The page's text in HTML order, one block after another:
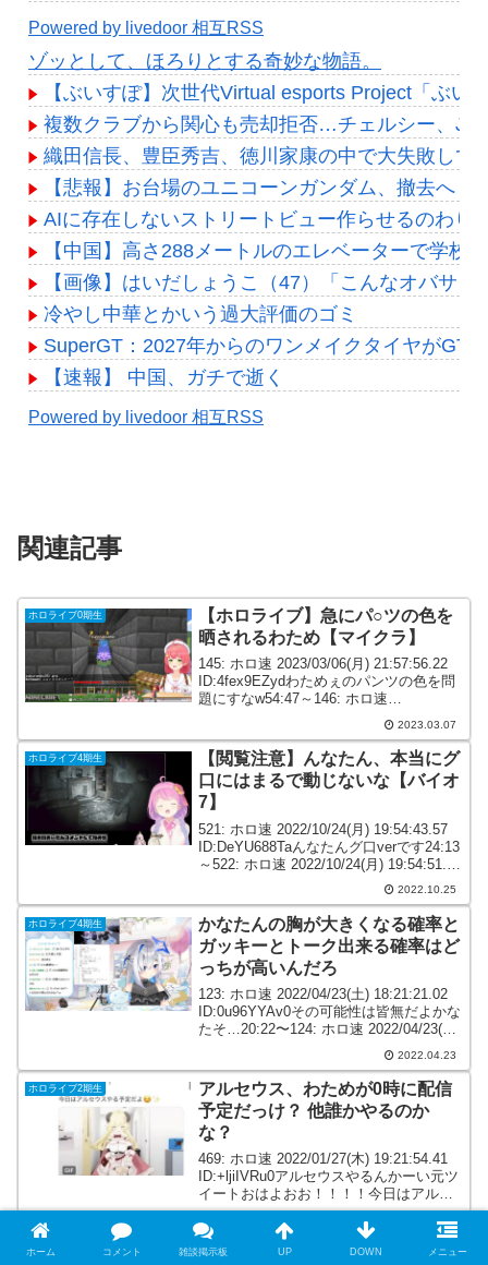
Powered by livedoor 相互RSS
ゾッとして、ほろりとする奇妙な物語。
【ぶいすぽ】次世代Virtual esports Project「ぶい
複数クラブから関心も売却拒否…チェルシー、J
織田信長、豊臣秀吉、徳川家康の中で大失敗し
【悲報】お台場のユニコーンガンダム、撤去へ
AIに存在しないストリートビュー作らせるのわり
【中国】高さ288メートルのエレベーターで学
【画像】はいだしょうこ（47）「こんなオバサ
冷やし中華とかいう過大評価のゴミ
SuperGT：2027年からのワンメイクタイヤが
【速報】 中国、ガチで逝く
Powered by livedoor 相互RSS
関連記事
ホロライブ0期生
【ホロライブ】急にパ○ツの色を
晒されるわため【マイクラ】
145: ホロ速 2023/03/06(月) 21:57:56.22
ID:4fex9EZydわためぇのパンツの色を問
題にすなw54:47～146: ホロ速
2023.03.07
ホロライブ4期生
【閲覧注意】んなたん、本当にグ
口にはまるで動じないな【バイオ
7】
521: ホロ速 2022/10/24(月) 19:54:43.57
ID:DeYU688Taんなたんグ口verです24:13
～522: ホロ速 2022/10/24(月) 19:54:51.12
ID:0GDVjkxl0今気づいたけどグ口...2022.10.25
ホロライブ4期生
かなたんの胸が大きくなる確率と
ガッキーとトーク出来る確率はど
っちが高いんだろ
123: ホロ速 2022/04/23(土) 18:21:21.02
ID:0u96YYAv0その可能性は皆無だよかな
たそ…20:22〜124: ホロ速 2022/04/23(土)
18:21:47.61 ID:+TqNrh8e0かなたそそ...
2022.04.23
ホロライブ2期生
アルセウス、わためが0時に配信
予定だっけ？ 他誰かやるのか
な？
469: ホロ速 2022/01/27(木) 19:21:54.41
ID:+ljiIVRu0アルセウスやるんかーい元ツ
イートおはよおお！！！！今日はアルセ
ウスやる予定だよ☺️✨
pic.twitter.com/Hglb7b7bbR— 角巻...
2022.01.27
ホロライブ4期生 【ホロライブ】んなたんニッコニ
ホーム コメント 雑談掲示板 UP DOWN メニュー